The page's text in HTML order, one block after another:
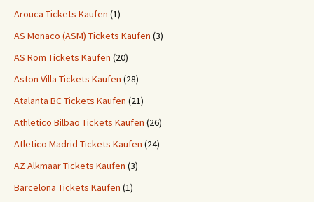
Arouca Tickets Kaufen (1)
AS Monaco (ASM) Tickets Kaufen (3)
AS Rom Tickets Kaufen (20)
Aston Villa Tickets Kaufen (28)
Atalanta BC Tickets Kaufen (21)
Athletico Bilbao Tickets Kaufen (26)
Atletico Madrid Tickets Kaufen (24)
AZ Alkmaar Tickets Kaufen (3)
Barcelona Tickets Kaufen (1)